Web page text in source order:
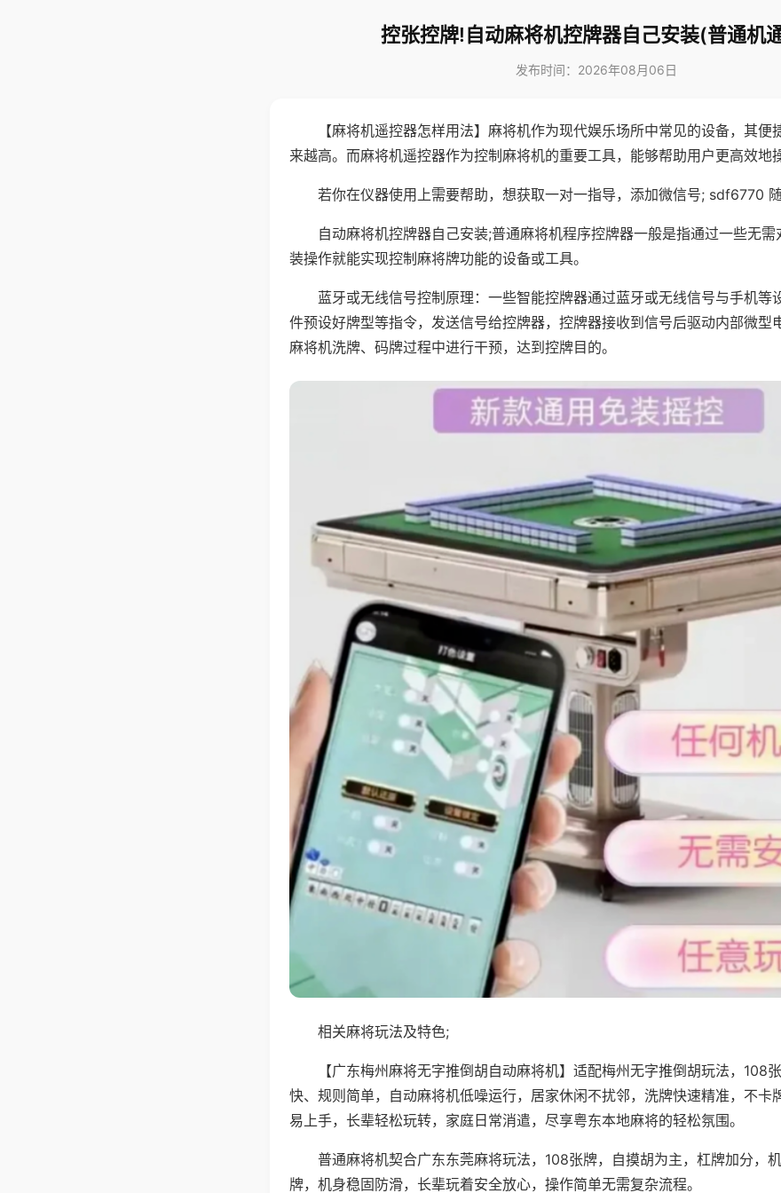
控张控牌!自动麻将机控牌器自己安装(普通机
发布时间：2026年08月06日
【麻将机遥控器怎样用法】麻将机作为现代娱乐场所中常见的设备，其便
来越高。而麻将机遥控器作为控制麻将机的重要工具，能够帮助用户更高效地
若你在仪器使用上需要帮助，想获取一对一指导，添加微信号; sdf6770 随
自动麻将机控牌器自己安装;普通麻将机程序控牌器一般是指通过一些无
装操作就能实现控制麻将牌功能的设备或工具。
蓝牙或无线信号控制原理：一些智能控牌器通过蓝牙或无线信号与手机等
件预设好牌型等指令，发送信号给控牌器，控牌器接收到信号后驱动内部微型
麻将机洗牌、码牌过程中进行干预，达到控牌目的。
相关麻将玩法及特色;
【广东梅州麻将无字推倒胡自动麻将机】适配梅州无字推倒胡玩法，108
快、规则简单，自动麻将机低噪运行，居家休闲不扰邻，洗牌快速精准，不卡
易上手，长辈轻松玩转，家庭日常消遣，尽享粤东本地麻将的轻松氛围。
普通麻将机契合广东东莞麻将玩法，108张牌，自摸胡为主，杠牌加分，
牌，机身稳固防滑，长辈玩着安全放心，操作简单无需复杂流程。